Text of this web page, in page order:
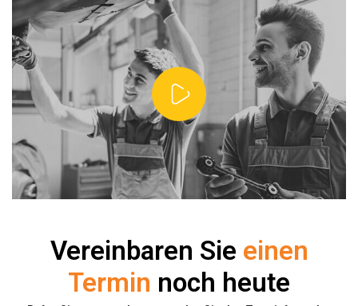
Vereinbaren Sie einen
Termin noch heute